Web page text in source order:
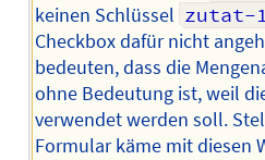
keinen Schlüssel zutat-
Checkbox dafür nicht
bedeuten, dass die
ohne Bedeutung ist, weil
verwendet werden soll.
Formular käme mit diesen